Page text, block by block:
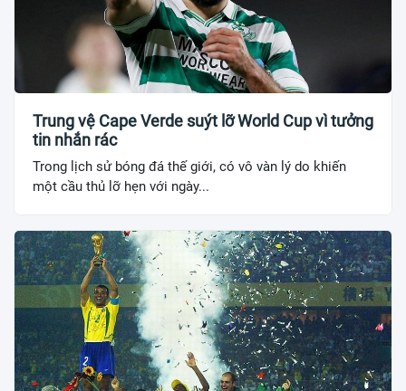
Trung vệ Cape Verde suýt lỡ World Cup vì tưởng
tin nhắn rác
Trong lịch sử bóng đá thế giới, có vô vàn lý do khiến
một cầu thủ lỡ hẹn với ngày...